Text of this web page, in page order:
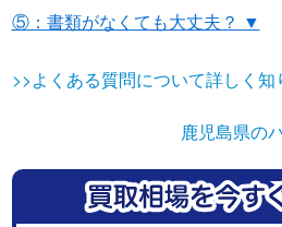
⑤：書類がなくても大丈夫？ ▼
>>よくある質問について詳しく
鹿児島県の